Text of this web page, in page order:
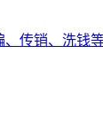
传销、洗